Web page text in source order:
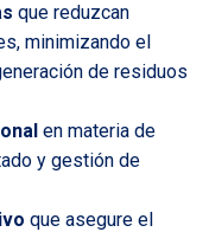
que reduzcan
minimizando el
de residuos
en materia de
y gestión de
que asegure el